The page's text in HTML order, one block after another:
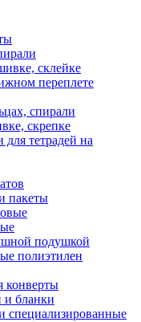
склейке
переплете
спирали
скрепке
тетрадей на
пакеты
подушкой
полиэтилен
конверты
и бланки
специализированные